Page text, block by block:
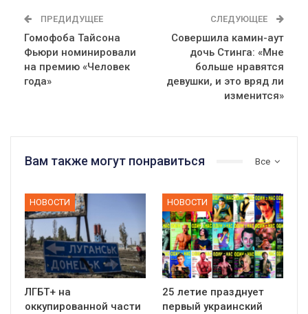
ПРЕДИДУЩЕЕ
Гомофоба Тайсона
Фьюри номинировали
на премию «Человек
года»
СЛЕДУЮЩЕЕ
Совершила камин-аут
дочь Стинга: «Мне
больше нравятся
девушки, и это вряд ли
изменится»
Все
Вам также могут понравиться
НОВОСТИ
ЛГБТ+ на
оккупированной части
НОВОСТИ
25 летие празднует
первый украинский